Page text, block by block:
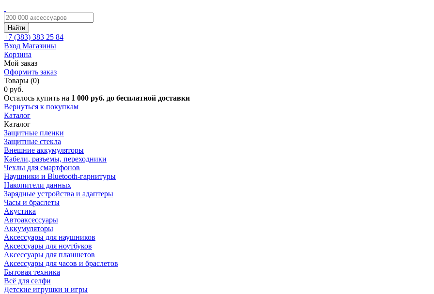
Найти
+7 (383) 383 25 84
Вход Магазины
Корзина
Мой заказ
Оформить заказ
Товары (0)
0 руб.
Осталось купить на 1 000 руб. до бесплатной доставки
Вернуться к покупкам
Каталог
Каталог
Защитные пленки
Защитные стекла
Внешние аккумуляторы
Кабели, разъемы, переходники
Чехлы для смартфонов
Наушники и Bluetooth-гарнитуры
Накопители данных
Зарядные устройства и адаптеры
Часы и браслеты
Акустика
Автоаксессуары
Аккумуляторы
Аксессуары для наушников
Аксессуары для ноутбуков
Аксессуары для планшетов
Аксессуары для часов и браслетов
Бытовая техника
Всё для селфи
Детские игрушки и игры